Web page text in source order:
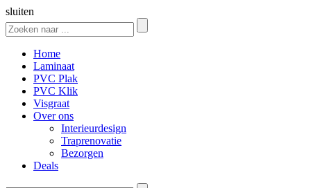
sluiten
Home
Laminaat
PVC Plak
PVC Klik
Visgraat
Over ons
Interieurdesign
Traprenovatie
Bezorgen
Deals